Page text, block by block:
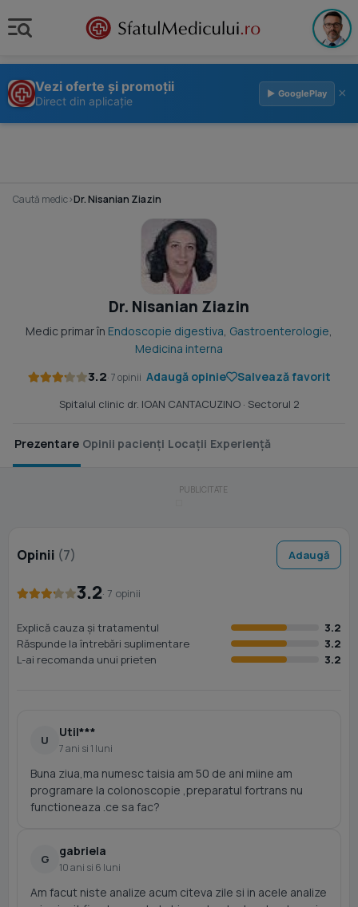
Vezi oferte și promoții
Direct din aplicație
▶ GooglePlay ×
Caută medic›Dr. Nisanian Ziazin
Dr. Nisanian Ziazin
Medic primar în Endoscopie digestiva, Gastroenterologie,
Medicina interna
3.2· 7 opinii Adaugă opinie Salvează favorit
Spitalul clinic dr. IOAN CANTACUZINO· Sectorul 2
Prezentare Opinii pacienți Locații Experiență
Opinii (7) Adaugă
3.2· 7 opinii
Explică cauza și tratamentul
3.2
Răspunde la întrebări suplimentare
3.2
L-ai recomanda unui prieten
3.2
U
Util***
7 ani si 1 luni
Buna ziua,ma numesc taisia am 50 de ani miine am
programare la colonoscopie ,preparatul fortrans nu
functioneaza .ce sa fac?
G
gabriela
10 ani si 6 luni
Am facut niste analize acum citeva zile si in acele analize